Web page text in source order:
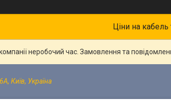
Ціни на
неробочий час. Замовлення та
Київ, Україна